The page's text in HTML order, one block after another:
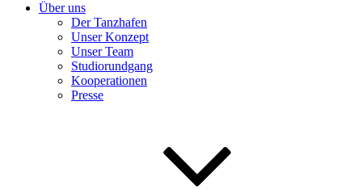
Über uns
Der Tanzhafen
Unser Konzept
Unser Team
Studiorundgang
Kooperationen
Presse